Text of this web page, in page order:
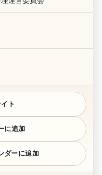
ト
に追加
ダーに追加